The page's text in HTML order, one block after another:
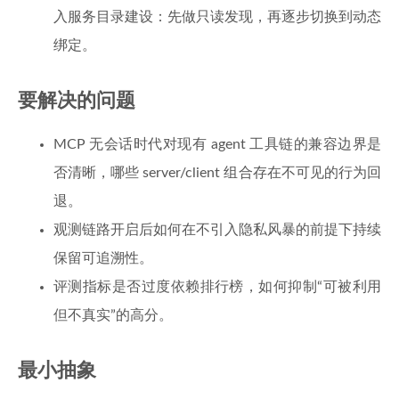
入服务目录建设：先做只读发现，再逐步切换到动态
绑定。
要解决的问题
MCP 无会话时代对现有 agent 工具链的兼容边界是
否清晰，哪些 server/client 组合存在不可见的行为回
退。
观测链路开启后如何在不引入隐私风暴的前提下持续
保留可追溯性。
评测指标是否过度依赖排行榜，如何抑制“可被利用
但不真实”的高分。
最小抽象